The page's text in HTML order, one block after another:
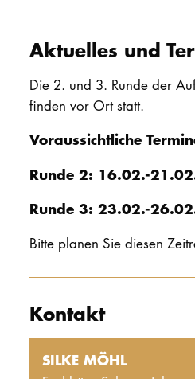
Aktuelles und
Die 2. und 3. Runde der
finden vor Ort statt.
Voraussichtliche
Runde 2: 16.02.-
Runde 3: 23.02.-
Bitte planen Sie diesen
Kontakt
SILKE MÖHL